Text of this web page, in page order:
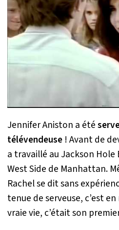
Jennifer Aniston a été
télévendeuse ! Avant de
a travaillé au Jackson Hole
West Side de Manhattan.
Rachel se dit sans
tenue de serveuse, c’est
vraie vie, c’était son